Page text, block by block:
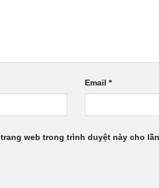
Email*
web trong trình duyệt này cho